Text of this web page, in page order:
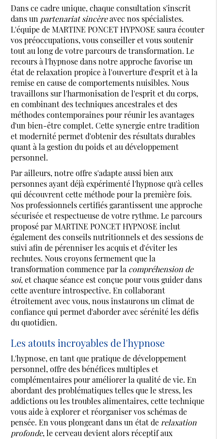
Dans ce cadre unique, chaque consultation s'inscrit
dans un partenariat sincèreavec nos spécialistes.
L'équipe de MARTINE PONCET HYPNOSE saura écouter
vos préoccupations, vous conseiller et vous soutenir
tout au long de votre parcours de transformation. Le
recours à l'hypnose dans notre approche favorise un
état de relaxation propice à l'ouverture d'esprit et à la
remise en cause de comportements nuisibles. Nous
travaillons sur l'harmonisation de l'esprit et du corps,
en combinant des techniques ancestrales et des
méthodes contemporaines pour réunir les avantages
d'un bien-être complet. Cette synergie entre tradition
et modernité permet d'obtenir des résultats durables
quant à la gestion du poids et au développement
personnel.
Par ailleurs, notre offre s'adapte aussi bien aux
personnes ayant déjà expérimenté l'hypnose qu'à celles
qui découvrent cette méthode pour la première fois.
Nos professionnels certifiés garantissent une approche
sécurisée et respectueuse de votre rythme. Le parcours
proposé par MARTINE PONCET HYPNOSE inclut
également des conseils nutritionnels et des sessions de
suivi afin de pérenniser les acquis et d'éviter les
rechutes. Nous croyons fermement que la
transformation commence par la compréhension de
soi, et chaque séance est conçue pour vous guider dans
cette aventure introspective. En collaborant
étroitement avec vous, nous instaurons un climat de
confiance qui permet d'aborder avec sérénité les défis
du quotidien.
Les atouts incroyables de l'hypnose
L'hypnose, en tant que pratique de développement
personnel, offre des bénéfices multiples et
complémentaires pour améliorer la qualité de vie. En
abordant des problématiques telles que le stress, les
addictions ou les troubles alimentaires, cette technique
vous aide à explorer et réorganiser vos schémas de
pensée. En vous plongeant dans un état de relaxation
profonde, le cerveau devient alors réceptif aux